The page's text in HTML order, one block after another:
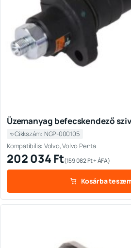
Üzemanyag befecskendező
Cikkszám: NGP-000105
Kompatibilis: Volvo, Volvo Penta
202 034Ft(159 082Ft+ ÁFA)
Kosárba